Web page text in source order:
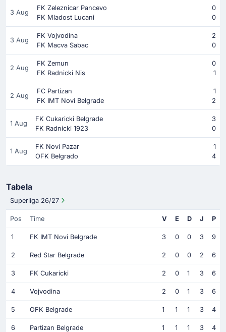
3 Aug
FK Zeleznicar Pancevo
0
FK Mladost Lucani
0
3 Aug
FK Vojvodina
2
FK Macva Sabac
0
2 Aug
FK Zemun
0
FK Radnicki Nis
1
2 Aug
FC Partizan
1
FK IMT Novi Belgrade
2
1 Aug
FK Cukaricki Belgrade
3
FK Radnicki 1923
0
1 Aug
FK Novi Pazar
1
OFK Belgrado
4
Tabela
Superliga 26/27
Pos Time V E D J P
1 FK IMT Novi Belgrade 3 0 0 3 9
2 Red Star Belgrade 2 0 0 2 6
3 FK Cukaricki 2 0 1 3 6
4 Vojvodina 2 0 1 3 6
5 OFK Belgrade 1 1 1 3 4
6 Partizan Belgrade 1 1 1 3 4